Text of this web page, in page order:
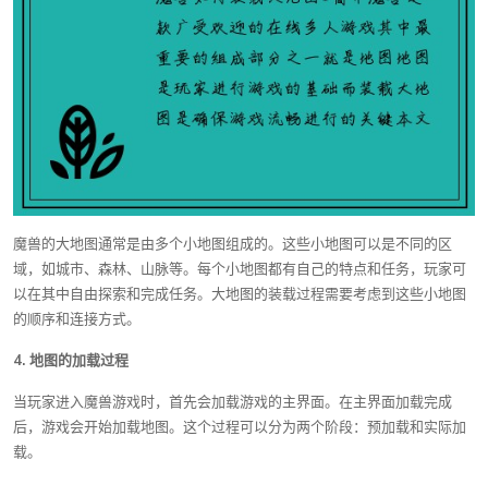
魔兽的大地图通常是由多个小地图组成的。这些小地图可以是不同的区
域，如城市、森林、山脉等。每个小地图都有自己的特点和任务，玩家可
以在其中自由探索和完成任务。大地图的装载过程需要考虑到这些小地图
的顺序和连接方式。
4. 地图的加载过程
当玩家进入魔兽游戏时，首先会加载游戏的主界面。在主界面加载完成
后，游戏会开始加载地图。这个过程可以分为两个阶段：预加载和实际加
载。